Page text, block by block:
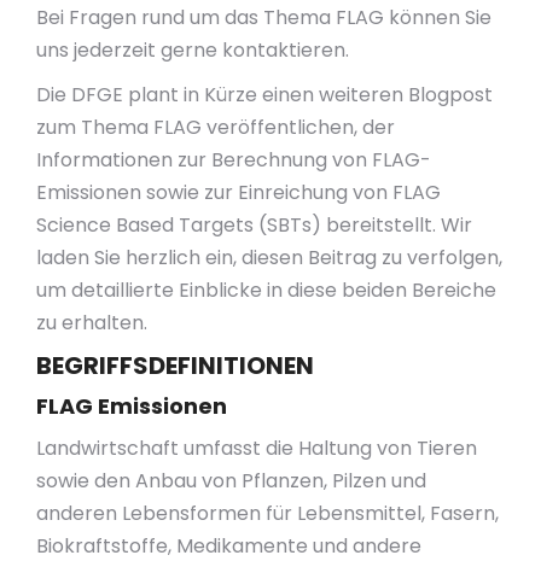
Bei Fragen rund um das Thema FLAG können Sie
uns jederzeit gerne kontaktieren.
Die DFGE plant in Kürze einen weiteren Blogpost
zum Thema FLAG veröffentlichen, der
Informationen zur Berechnung von FLAG-
Emissionen sowie zur Einreichung von FLAG
Science Based Targets (SBTs) bereitstellt. Wir
laden Sie herzlich ein, diesen Beitrag zu verfolgen,
um detaillierte Einblicke in diese beiden Bereiche
zu erhalten.
BEGRIFFSDEFINITIONEN
FLAG Emissionen
Landwirtschaft umfasst die Haltung von Tieren
sowie den Anbau von Pflanzen, Pilzen und
anderen Lebensformen für Lebensmittel, Fasern,
Biokraftstoffe, Medikamente und andere